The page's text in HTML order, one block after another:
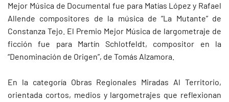
Mejor Música de Documental fue para Matías López y Rafael
Allende compositores de la música de “La Mutante” de
Constanza Tejo. El Premio Mejor Música de largometraje de
ficción fue para Martín Schlotfeldt, compositor en la
“Denominación de Origen”, de Tomás Alzamora.
En la categoría Obras Regionales Miradas Al Territorio,
orientada cortos, medios y largometrajes que reflexionan